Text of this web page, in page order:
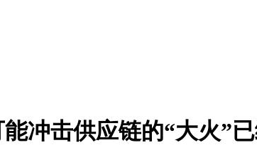
冲击供应链的“大火”